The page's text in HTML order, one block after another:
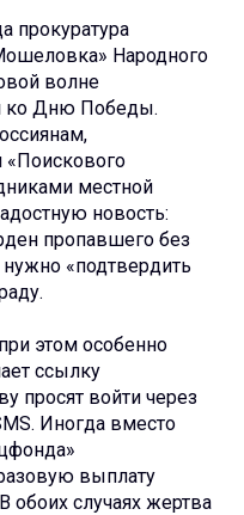
прокуратура
Народного
волне
ко Дню Победы.
«Поискового
местной
новость:
пропавшего без
нужно «подтвердить
этом особенно
ссылку
просят войти через
Иногда вместо
выплату
случаях жертва